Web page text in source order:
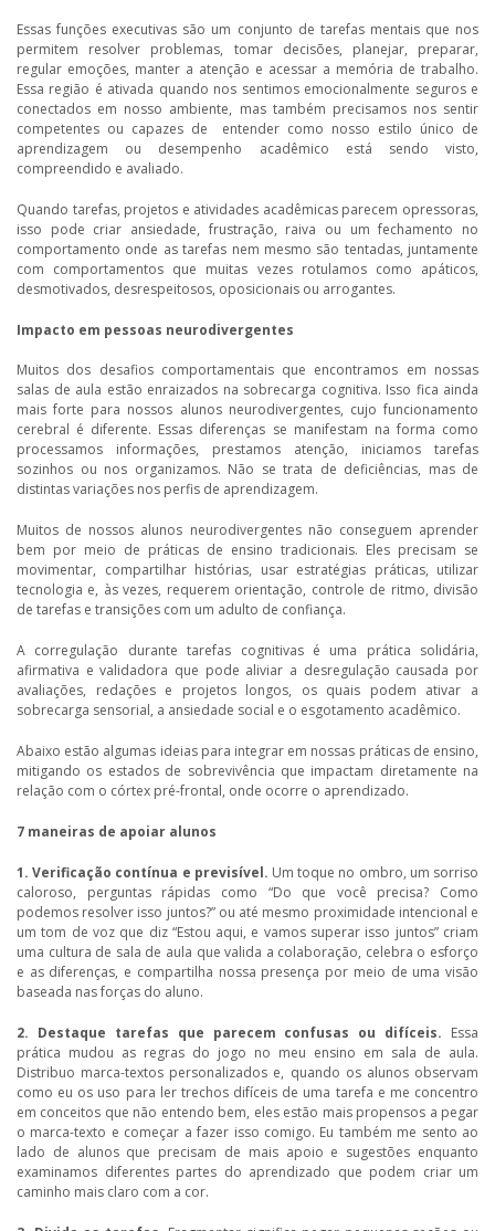
Essas funções executivas são um conjunto de tarefas mentais que nos
permitem resolver problemas, tomar decisões, planejar, preparar,
regular emoções, manter a atenção e acessar a memória de trabalho.
Essa região é ativada quando nos sentimos emocionalmente seguros e
conectados em nosso ambiente, mas também precisamos nos sentir
competentes ou capazes de entender como nosso estilo único de
aprendizagem ou desempenho acadêmico está sendo visto,
compreendido e avaliado.
Quando tarefas, projetos e atividades acadêmicas parecem opressoras,
isso pode criar ansiedade, frustração, raiva ou um fechamento no
comportamento onde as tarefas nem mesmo são tentadas, juntamente
com comportamentos que muitas vezes rotulamos como apáticos,
desmotivados, desrespeitosos, oposicionais ou arrogantes.
Impacto em pessoas neurodivergentes
Muitos dos desafios comportamentais que encontramos em nossas
salas de aula estão enraizados na sobrecarga cognitiva. Isso fica ainda
mais forte para nossos alunos neurodivergentes, cujo funcionamento
cerebral é diferente. Essas diferenças se manifestam na forma como
processamos informações, prestamos atenção, iniciamos tarefas
sozinhos ou nos organizamos. Não se trata de deficiências, mas de
distintas variações nos perfis de aprendizagem.
Muitos de nossos alunos neurodivergentes não conseguem aprender
bem por meio de práticas de ensino tradicionais. Eles precisam se
movimentar, compartilhar histórias, usar estratégias práticas, utilizar
tecnologia e, às vezes, requerem orientação, controle de ritmo, divisão
de tarefas e transições com um adulto de confiança.
A corregulação durante tarefas cognitivas é uma prática solidária,
afirmativa e validadora que pode aliviar a desregulação causada por
avaliações, redações e projetos longos, os quais podem ativar a
sobrecarga sensorial, a ansiedade social e o esgotamento acadêmico.
Abaixo estão algumas ideias para integrar em nossas práticas de ensino,
mitigando os estados de sobrevivência que impactam diretamente na
relação com o córtex pré-frontal, onde ocorre o aprendizado.
7 maneiras de apoiar alunos
1. Verificação contínua e previsível. Um toque no ombro, um sorriso
caloroso, perguntas rápidas como “Do que você precisa? Como
podemos resolver isso juntos?” ou até mesmo proximidade intencional e
um tom de voz que diz “Estou aqui, e vamos superar isso juntos” criam
uma cultura de sala de aula que valida a colaboração, celebra o esforço
e as diferenças, e compartilha nossa presença por meio de uma visão
baseada nas forças do aluno.
2. Destaque tarefas que parecem confusas ou difíceis. Essa
prática mudou as regras do jogo no meu ensino em sala de aula.
Distribuo marca-textos personalizados e, quando os alunos observam
como eu os uso para ler trechos difíceis de uma tarefa e me concentro
em conceitos que não entendo bem, eles estão mais propensos a pegar
o marca-texto e começar a fazer isso comigo. Eu também me sento ao
lado de alunos que precisam de mais apoio e sugestões enquanto
examinamos diferentes partes do aprendizado que podem criar um
caminho mais claro com a cor.